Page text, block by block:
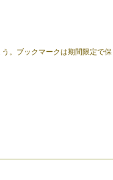
。ブックマークは期間限定で保